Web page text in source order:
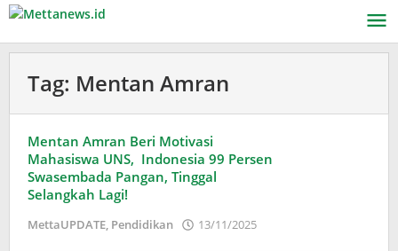
Lewati
konten
Tag: Mentan Amran
Mentan Amran Beri Motivasi
Mahasiswa UNS, Indonesia 99 Persen
Swasembada Pangan, Tinggal
Selangkah Lagi!
MettaUPDATE, Pendidikan 13/11/2025